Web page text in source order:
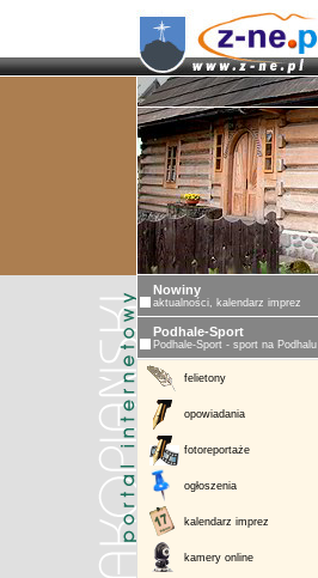
Nowiny
aktualności, kalendarz imprez
Podhale-Sport
Podhale-Sport - sport na Podhalu
felietony
opowiadania
fotoreportaże
ogłoszenia
kalendarz imprez
kamery online